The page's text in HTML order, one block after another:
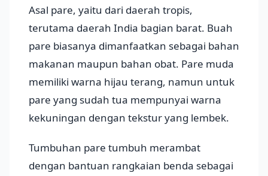
Asal pare, yaitu dari daerah tropis,
terutama daerah India bagian barat. Buah
pare biasanya dimanfaatkan sebagai bahan
makanan maupun bahan obat. Pare muda
memiliki warna hijau terang, namun untuk
pare yang sudah tua mempunyai warna
kekuningan dengan tekstur yang lembek.
Tumbuhan pare tumbuh merambat
dengan bantuan rangkaian benda sebagai